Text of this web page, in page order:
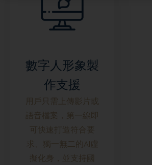
數字人形象製
作支援
用戶只需上傳影片或
語音檔案，第一線即
可快速打造符合要
求、獨一無二的AI虛
擬化身，並支持國